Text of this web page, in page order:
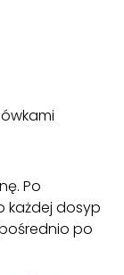
Po
każdej dosyp
po